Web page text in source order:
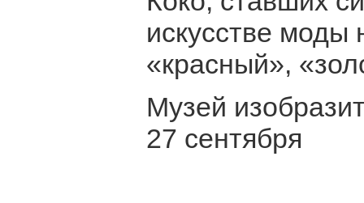
искусстве
«красный»,
Музей
27 сентября